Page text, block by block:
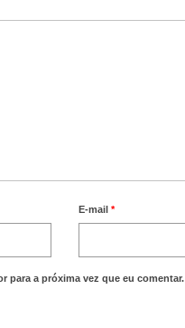
E-mail*
para a próxima vez que eu comentar.